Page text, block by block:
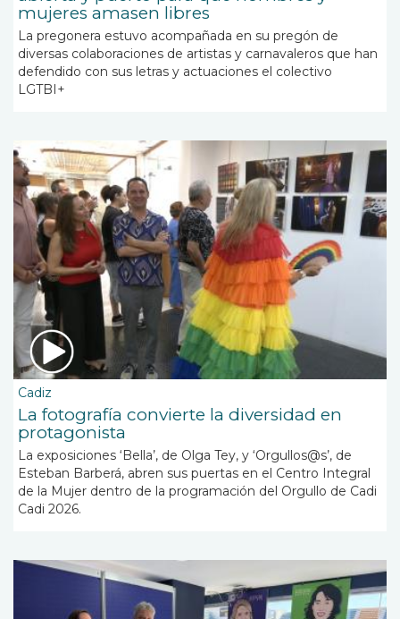
mujeres amasen libres
La pregonera estuvo acompañada en su pregón de
diversas colaboraciones de artistas y carnavaleros que han
defendido con sus letras y actuaciones el colectivo
LGTBI+
Cadiz
La fotografía convierte la diversidad en
protagonista
La exposiciones ‘Bella’, de Olga Tey, y ‘Orgullos@s’, de
Esteban Barberá, abren sus puertas en el Centro Integral
de la Mujer dentro de la programación del Orgullo de Cadi
Cadi 2026.